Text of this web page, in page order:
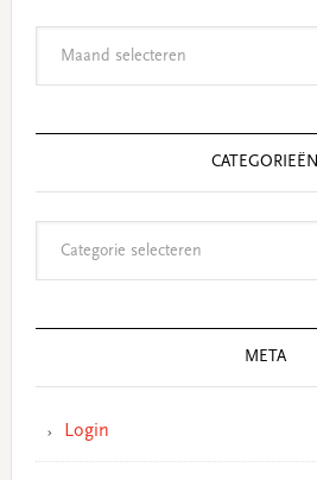
CATEGORIEËN
META
Login